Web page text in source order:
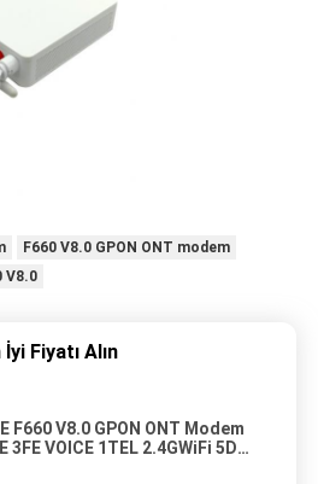
F660 V8.0 GPON ONT modem
V8.0
İyi Fiyatı Alın
F660 V8.0 GPON ONT Modem
3FE VOICE 1TEL 2.4GWiFi 5DBI